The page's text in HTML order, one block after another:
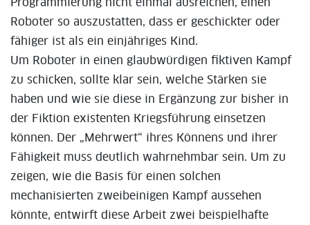
Programmierung nicht einmal ausreichen, einen
Roboter so auszustatten, dass er geschickter oder
fähiger ist als ein einjähriges Kind.
Um Roboter in einen glaubwürdigen fiktiven Kampf
zu schicken, sollte klar sein, welche Stärken sie
haben und wie sie diese in Ergänzung zur bisher in
der Fiktion existenten Kriegsführung einsetzen
können. Der „Mehrwert“ ihres Könnens und ihrer
Fähigkeit muss deutlich wahrnehmbar sein. Um zu
zeigen, wie die Basis für einen solchen
mechanisierten zweibeinigen Kampf aussehen
könnte, entwirft diese Arbeit zwei beispielhafte